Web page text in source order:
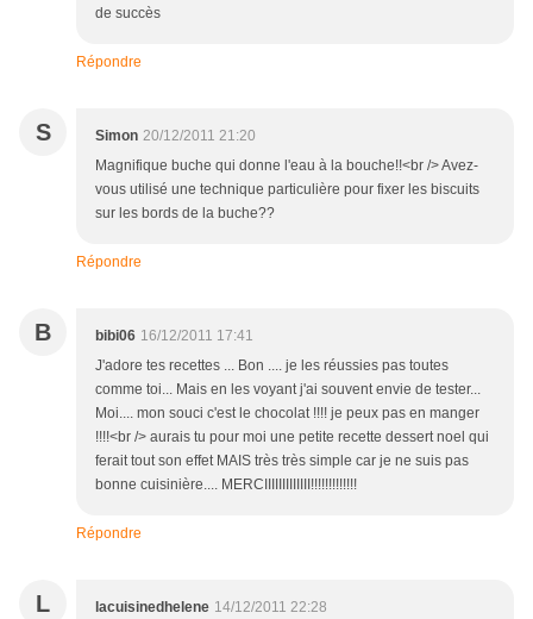
de succès
Répondre
S Simon 20/12/2011 21:20
Magnifique buche qui donne l'eau à la bouche!!<br /> Avez-
vous utilisé une technique particulière pour fixer les biscuits
sur les bords de la buche??
Répondre
B bibi06 16/12/2011 17:41
J'adore tes recettes ... Bon .... je les réussies pas toutes
comme toi... Mais en les voyant j'ai souvent envie de tester...
Moi.... mon souci c'est le chocolat !!!! je peux pas en manger
!!!!<br /> aurais tu pour moi une petite recette dessert noel qui
ferait tout son effet MAIS très très simple car je ne suis pas
bonne cuisinière.... MERCIIIIIIIIIIIII!!!!!!!!!!!!!
Répondre
L lacuisinedhelene 14/12/2011 22:28